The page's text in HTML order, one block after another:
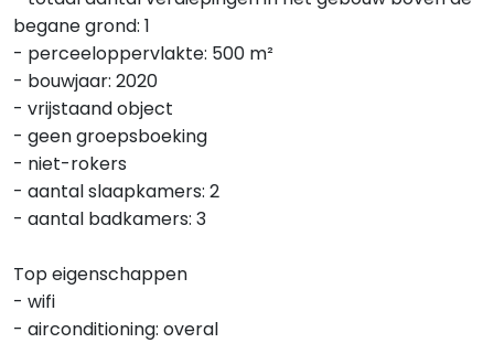
begane grond: 1
- perceeloppervlakte: 500 m²
- bouwjaar: 2020
- vrijstaand object
- geen groepsboeking
- niet-rokers
- aantal slaapkamers: 2
- aantal badkamers: 3
Top eigenschappen
- wifi
- airconditioning: overal